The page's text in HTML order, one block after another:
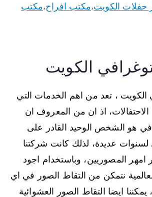
حفلات الكويت،مكتب افراح،مكتب
الكويت
الكويت ، تعد من اهم الخدمات التي
الاحتفالات، اذ ان من المعروف ان
هو الشخص الوحيد القادر على
لسنوات عديدة، لذلك كانت شركتنا
المصوريين، وباستخدام اجود
نتمكن من التقاط الصور في اي
ايضا التقاط الصور العشوائية